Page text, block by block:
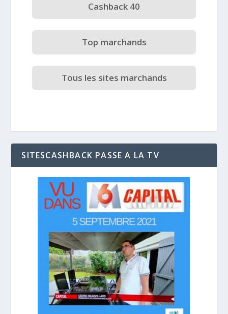
Cashback 40
Top marchands
Tous les sites marchands
SITESCASHBACK PASSE A LA TV